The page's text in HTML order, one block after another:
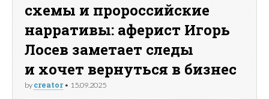
схемы и пророссийские
нарративы: аферист Игорь
Лосев заметает следы
и хочет вернуться в бизнес
by creator• 15.09.2025